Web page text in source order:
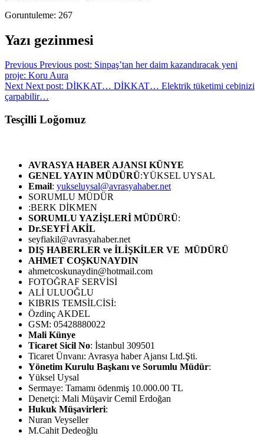
Goruntuleme: 267
Yazı gezinmesi
Previous Previous post: Sinpaş’tan her daim kazandıracak yeni
proje: Koru Aura
Next Next post: DİKKAT… DİKKAT… Elektrik tüketimi cebinizi
çarpabilir…
Tesçilli Loğomuz
AVRASYA HABER AJANSI KÜNYE
GENEL YAYIN MÜDÜRÜ:YÜKSEL UYSAL
Email: yukseluysal@avrasyahaber.net
SORUMLU MÜDÜR
:BERK DİKMEN
SORUMLU YAZİŞLERİ MÜDÜRÜ:
Dr.SEYFİ AKİL
seyfiakil@avrasyahaber.net
DIŞ HABERLER ve İLİŞKİLER VE MÜDÜRÜ
AHMET COŞKUNAYDIN
ahmetcoskunaydin@hotmail.com
FOTOĞRAF SERVİSİ
ALİ ULUOĞLU
KIBRIS TEMSİLCİSİ:
Özdinç AKDEL
GSM: 05428880022
Mali Künye
Ticaret Sicil No: İstanbul 309501
Ticaret Ünvanı: Avrasya haber Ajansı Ltd.Şti.
Yönetim Kurulu Başkanı ve Sorumlu Müdür:
Yüksel Uysal
Sermaye: Tamamı ödenmiş 10.000.00 TL
Denetçi: Mali Müşavir Cemil Erdoğan
Hukuk Müşavirleri:
Nuran Veyseller
M.Cahit Dedeoğlu